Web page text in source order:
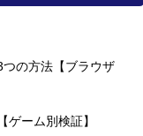
の方法【ブラウザ
ーム別検証】